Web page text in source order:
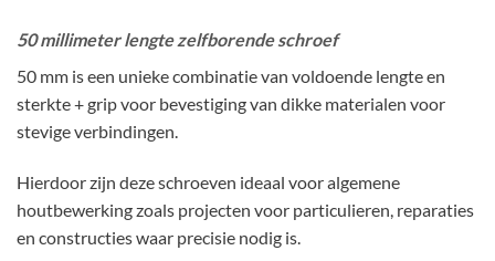
50 millimeter lengte zelfborende schroef
50 mm is een unieke combinatie van voldoende lengte en
sterkte + grip voor bevestiging van dikke materialen voor
stevige verbindingen.
Hierdoor zijn deze schroeven ideaal voor algemene
houtbewerking zoals projecten voor particulieren, reparaties
en constructies waar precisie nodig is.